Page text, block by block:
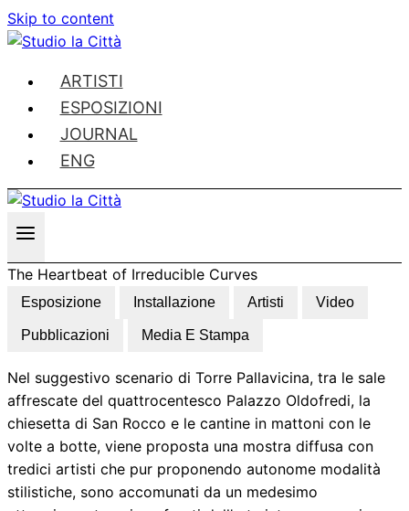
Skip to content
ARTISTI
ESPOSIZIONI
JOURNAL
ENG
The Heartbeat of Irreducible Curves
Esposizione Installazione Artisti Video
Pubblicazioni Media E Stampa
Nel suggestivo scenario di Torre Pallavicina, tra le sale
affrescate del quattrocentesco Palazzo Oldofredi, la
chiesetta di San Rocco e le cantine in mattoni con le
volte a botte, viene proposta una mostra diffusa con
tredici artisti che pur proponendo autonome modalità
stilistiche, sono accomunati da un medesimo